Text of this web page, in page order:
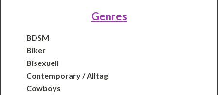
Genres
BDSM
Biker
Bisexuell
Contemporary / Alltag
Cowboys